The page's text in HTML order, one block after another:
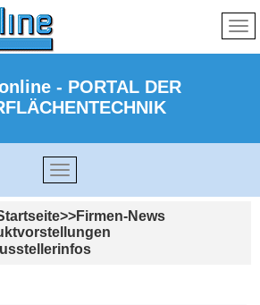
- PORTAL DER
Firmen-News